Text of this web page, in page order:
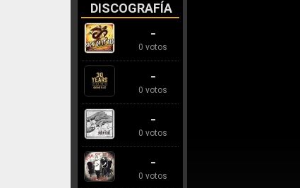
DISCOGRAFÍA
-
0 votos
-
0 votos
-
0 votos
-
0 votos